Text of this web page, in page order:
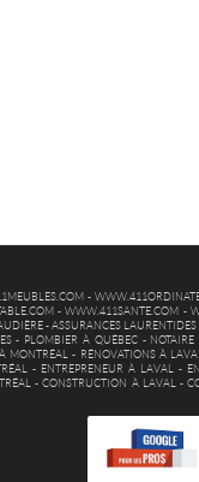
-
-WWW.411SANTE.COM -
-ASSURANCES LAURENTIDES
- PLOMBIER À QUÉBEC-
MONTRÉAL - RÉNOVATIONS À
- ENTREPRENEUR À LAVAL-
-CONSTRUCTION À LAVAL-